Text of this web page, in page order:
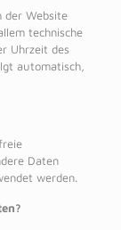
der Website
technische
Uhrzeit des
automatisch,
Daten
werden.